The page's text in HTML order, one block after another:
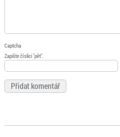
Captcha
Zapište číslici "pět".